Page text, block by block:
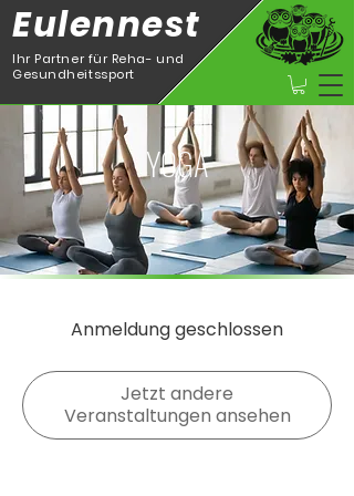
Eulennest
Ihr Partner für Reha- und
Gesundheitssport
YOGA
Anmeldung geschlossen
Jetzt andere
Veranstaltungen ansehen